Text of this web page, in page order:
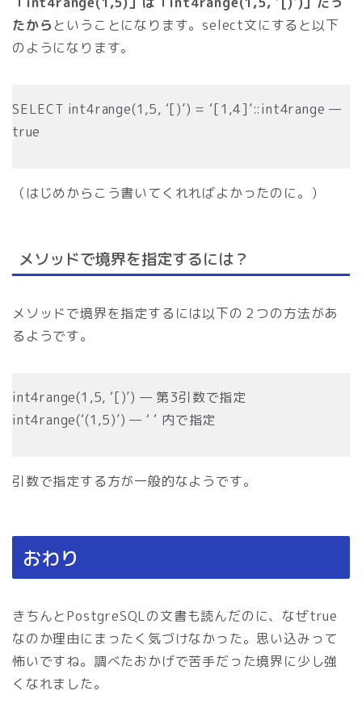
たから ということになります。select文にすると以下
のようになります。
SELECT int4range(1,5, ‘[)’) = ‘[1,4]’::int4range —
true
（はじめからこう書いてくれればよかったのに。）
メソッドで境界を指定するには？
メソッドで境界を指定するには以下の２つの方法があ
るようです。
int4range(1,5, ‘[)’) — 第3引数で指定
int4range(‘(1,5)’) — ‘ ‘ 内で指定
引数で指定する方が一般的なようです。
おわり
きちんとPostgreSQLの文書も読んだのに、なぜtrue
なのか理由にまったく気づけなかった。思い込みって
怖いですね。調べたおかげで苦手だった境界に少し強
くなれました。